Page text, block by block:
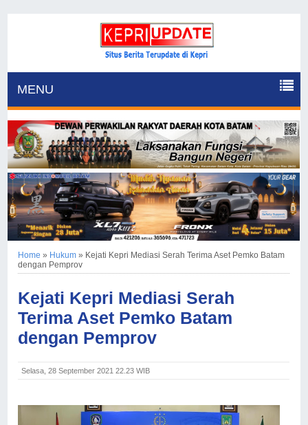
MENU
Home » Hukum » Kejati Kepri Mediasi Serah Terima Aset Pemko Batam
dengan Pemprov
Kejati Kepri Mediasi Serah
Terima Aset Pemko Batam
dengan Pemprov
Selasa, 28 September 2021 22.23 WIB